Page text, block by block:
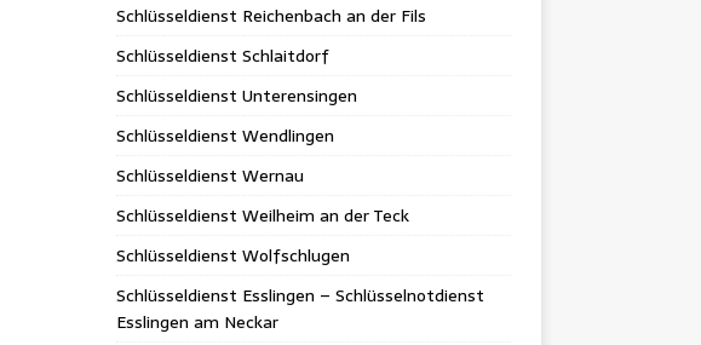
Schlüsseldienst Reichenbach an der Fils
Schlüsseldienst Schlaitdorf
Schlüsseldienst Unterensingen
Schlüsseldienst Wendlingen
Schlüsseldienst Wernau
Schlüsseldienst Weilheim an der Teck
Schlüsseldienst Wolfschlugen
Schlüsseldienst Esslingen – Schlüsselnotdienst
Esslingen am Neckar